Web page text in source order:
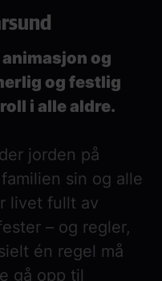
og
og festlig
i alle aldre.
jorden på
sin og alle
livet fullt av
– og regler,
én regel må
gå opp til